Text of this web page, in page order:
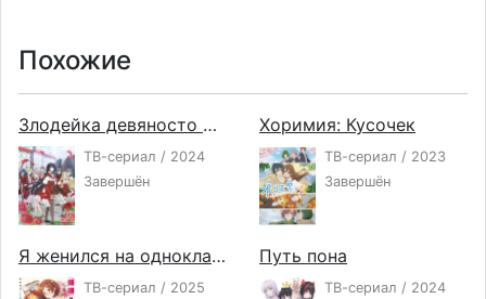
Похожие
Злодейка девяносто девятого уровня: «Я босс, но не король демонов»
ТВ-сериал / 2024
Завершён
Хоримия: Кусочек
ТВ-сериал / 2023
Завершён
Я женился на однокласснице, которую ненавидел
ТВ-сериал / 2025
Путь пона
ТВ-сериал / 2024